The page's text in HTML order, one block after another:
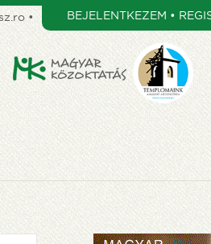
• BEJELENTKEZEM •